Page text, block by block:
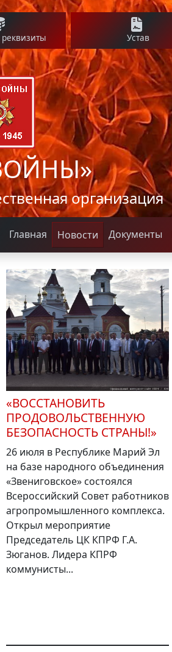
Устав
организация
Главная Новости Документы
«ВОССТАНОВИТЬ
ПРОДОВОЛЬСТВЕННУЮ
БЕЗОПАСНОСТЬ СТРАНЫ!»
26 июля в Республике Марий Эл
на базе народного объединения
«Звениговское» состоялся
Всероссийский Совет работников
агропромышленного комплекса.
Открыл мероприятие
Председатель ЦК КПРФ Г.А.
Зюганов. Лидера КПРФ
коммунисты...